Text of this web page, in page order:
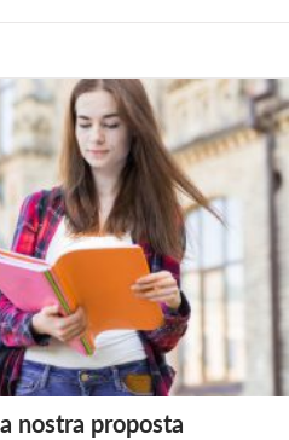
nostra proposta